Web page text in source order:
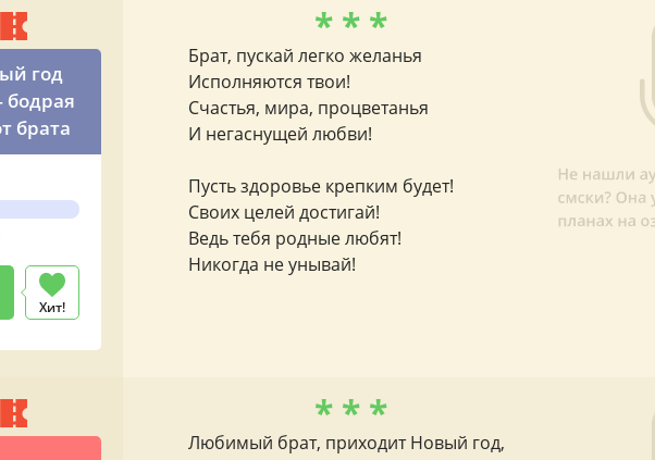
год
бодрая
брата
Хит!
* * *
Брат, пускай легко желанья
Исполняются твои!
Счастья, мира, процветанья
И негаснущей любви!
Пусть здоровье крепким будет!
Своих целей достигай!
Ведь тебя родные любят!
Никогда не унывай!
* * *
Любимый брат, приходит Новый год,